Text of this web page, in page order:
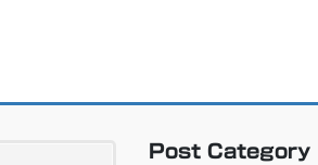
Post Category